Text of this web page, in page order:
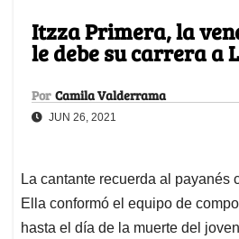
Itzza Primera, la
le debe su carrera a
Por Camila Valderrama
JUN 26, 2021
La cantante recuerda al payanés
Ella conformó el equipo de
hasta el día de la muerte del